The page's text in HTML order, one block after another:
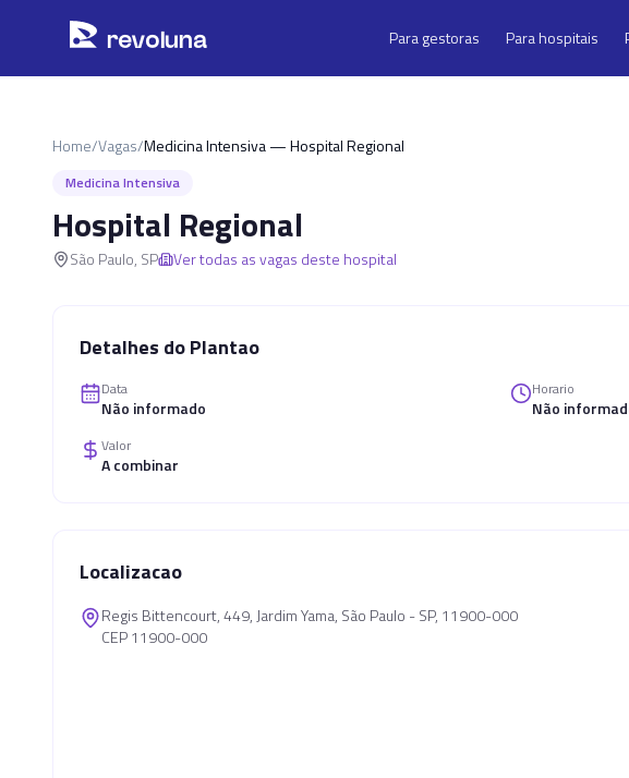
revoluna Para gestoras Para hospitais
Home/Vagas/Medicina Intensiva — Hospital Regional
Medicina Intensiva
Hospital Regional
São Paulo, SP Ver todas as vagas deste hospital
Detalhes do Plantao
Data
Não informado
Horario
Não
Valor
A combinar
Localizacao
Regis Bittencourt, 449, Jardim Yama, São Paulo - SP, 11900-000
CEP 11900-000